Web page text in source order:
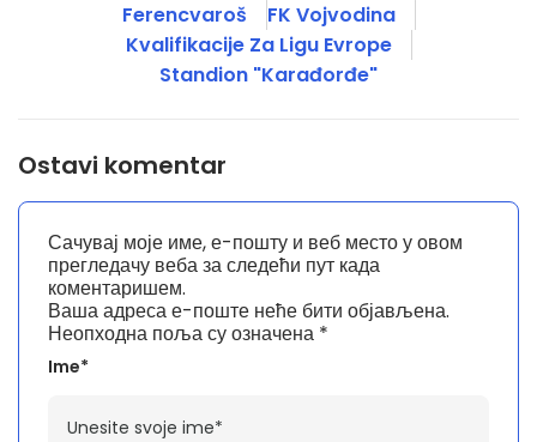
Ferencvaroš
FK Vojvodina
Kvalifikacije Za Ligu Evrope
Standion "Karađorđe"
Ostavi komentar
Ваша адреса е-поште неће бити објављена.
Неопходна поља су означена *
Ime*
Сачувај моје име, е-пошту и веб место у овом
прегледачу веба за следећи пут када
коментаришем.